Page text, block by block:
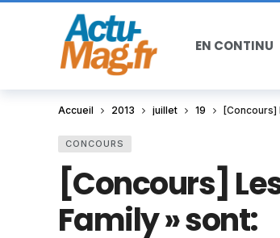
EN CONTINU
Accueil 2013 juillet 19 [Concours]
CONCOURS
[Concours]
Family » sont: